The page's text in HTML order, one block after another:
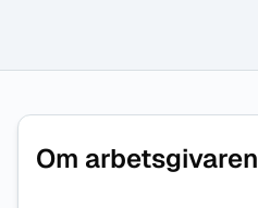
Om arbetsgivaren